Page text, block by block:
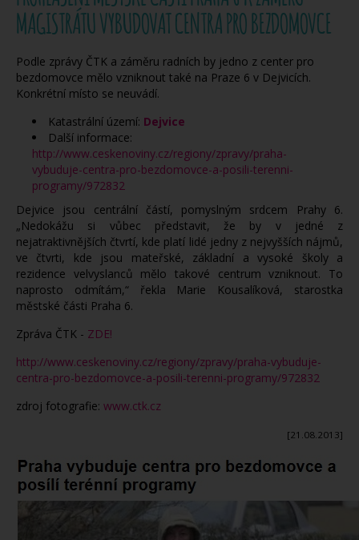
MAGISTRÁTU VYBUDOVAT CENTRA PRO BEZDOMOVCE
Podle zprávy ČTK a záměru radních by jedno z center pro
bezdomovce mělo vzniknout také na Praze 6 v Dejvicích.
Konkrétní místo se neuvádí.
Katastrální území: Dejvice
Další informace:
http://www.ceskenoviny.cz/regiony/zpravy/praha-
vybuduje-centra-pro-bezdomovce-a-posili-terenni-
programy/972832
Dejvice jsou centrální částí, pomyslným srdcem Prahy 6.
„Nedokážu si vůbec představit, že by v jedné z
nejatraktivnějších čtvrtí, kde platí lidé jedny z nejvyšších nájmů,
ve čtvrti, kde jsou mateřské, základní a vysoké školy a
rezidence velvyslanců mělo takové centrum vzniknout. To
naprosto odmítám,“ řekla Marie Kousalíková, starostka
městské části Praha 6.
Zpráva ČTK - ZDE!
http://www.ceskenoviny.cz/regiony/zpravy/praha-vybuduje-
centra-pro-bezdomovce-a-posili-terenni-programy/972832
zdroj fotografie: www.ctk.cz
[21.08.2013]